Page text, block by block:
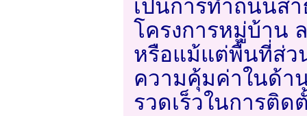
เป็นการทำถนนส
โครงการหมู่บ้าน
หรือแม้แต่พื้นที่ส่ว
ความคุ้มค่าในด้า
รวดเร็วในการติด